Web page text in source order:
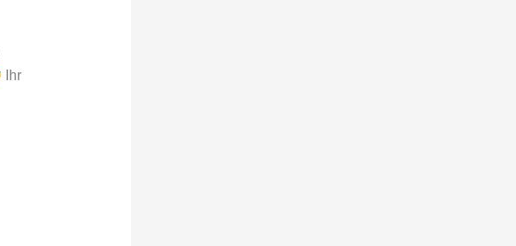
Ihr